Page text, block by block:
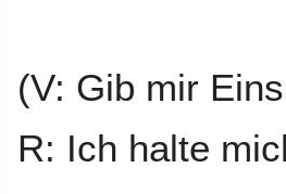
(V: Gib mir
R: Ich halte